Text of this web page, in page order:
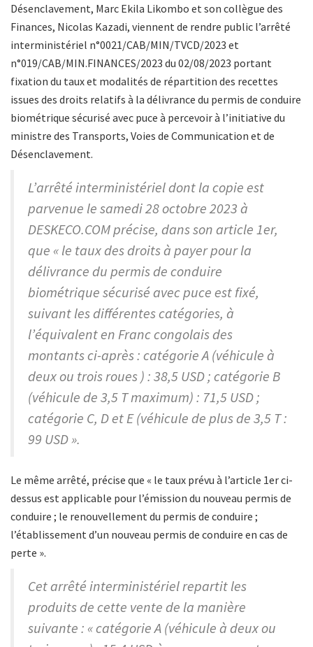
Désenclavement, Marc Ekila Likombo et son collègue des
Finances, Nicolas Kazadi, viennent de rendre public l’arrêté
interministériel n°0021/CAB/MIN/TVCD/2023 et
n°019/CAB/MIN.FINANCES/2023 du 02/08/2023 portant
fixation du taux et modalités de répartition des recettes
issues des droits relatifs à la délivrance du permis de conduire
biométrique sécurisé avec puce à percevoir à l’initiative du
ministre des Transports, Voies de Communication et de
Désenclavement.
L’arrêté interministériel dont la copie est
parvenue le samedi 28 octobre 2023 à
DESKECO.COM précise, dans son article 1er,
que « le taux des droits à payer pour la
délivrance du permis de conduire
biométrique sécurisé avec puce est fixé,
suivant les différentes catégories, à
l’équivalent en Franc congolais des
montants ci-après : catégorie A (véhicule à
deux ou trois roues ) : 38,5 USD ; catégorie B
(véhicule de 3,5 T maximum) : 71,5 USD ;
catégorie C, D et E (véhicule de plus de 3,5 T :
99 USD ».
Le même arrêté, précise que « le taux prévu à l’article 1er ci-
dessus est applicable pour l’émission du nouveau permis de
conduire ; le renouvellement du permis de conduire ;
l’établissement d’un nouveau permis de conduire en cas de
perte ».
Cet arrêté interministériel repartit les
produits de cette vente de la manière
suivante : « catégorie A (véhicule à deux ou